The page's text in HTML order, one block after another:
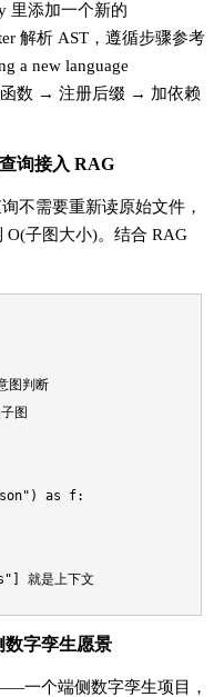
里添加一个新的
解析 AST，遵循步骤参考
a new language
函数 → 注册后缀 → 加依赖
询接入 RAG
不需要重新读原始文件，
O(子图大小)。结合 RAG
图判断
图
) as f:
就是上下文
数字孪生愿景
一个端侧数字孪生项目，